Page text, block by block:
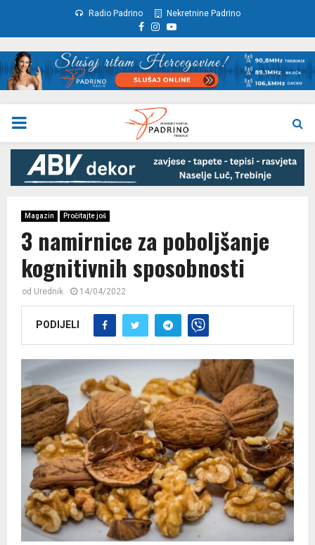
Radio Padrino Nekretnine Padrino
Facebook
Instagram
Youtube
PRIMARY
MENU
Magazin Pročitajte još
3 namirnice za poboljšanje
kognitivnih sposobnosti
od Urednik 14/04/2022
PODIJELI